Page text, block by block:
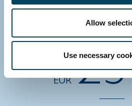
Allow
Use necessary
Totala Intäkter
EUR